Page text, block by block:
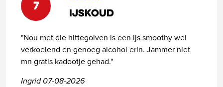
7
Ijskoud
"Nou met die hittegolven is een ijs smoothy wel
verkoelend en genoeg alcohol erin. Jammer niet
mn gratis kadootje gehad."
Ingrid 07-08-2026